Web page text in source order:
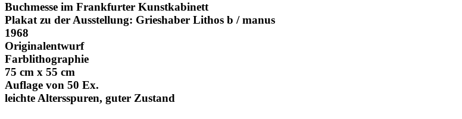
Buchmesse im Frankfurter Kunstkabinett
Plakat zu der Ausstellung: Grieshaber Lithos b / manus
1968
Originalentwurf
Farblithographie
75 cm x 55 cm
Auflage von 50 Ex.
leichte Altersspuren, guter Zustand